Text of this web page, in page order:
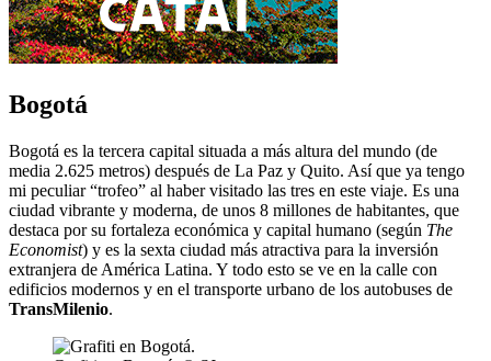
Bogotá
Bogotá es la tercera capital situada a más altura del mundo (de
media 2.625 metros) después de La Paz y Quito. Así que ya tengo
mi peculiar “trofeo” al haber visitado las tres en este viaje. Es una
ciudad vibrante y moderna, de unos 8 millones de habitantes, que
destaca por su fortaleza económica y capital humano (según The
Economist) y es la sexta ciudad más atractiva para la inversión
extranjera de América Latina. Y todo esto se ve en la calle con
edificios modernos y en el transporte urbano de los autobuses de
TransMilenio.